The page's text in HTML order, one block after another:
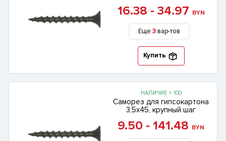
16.38 - 34.97 BYN
Еще 3вар-тов
Купить
НАЛИЧИЕ > 100
Саморез для гипсокартона
3,5х45, крупный шаг
9.50 - 141.48 BYN